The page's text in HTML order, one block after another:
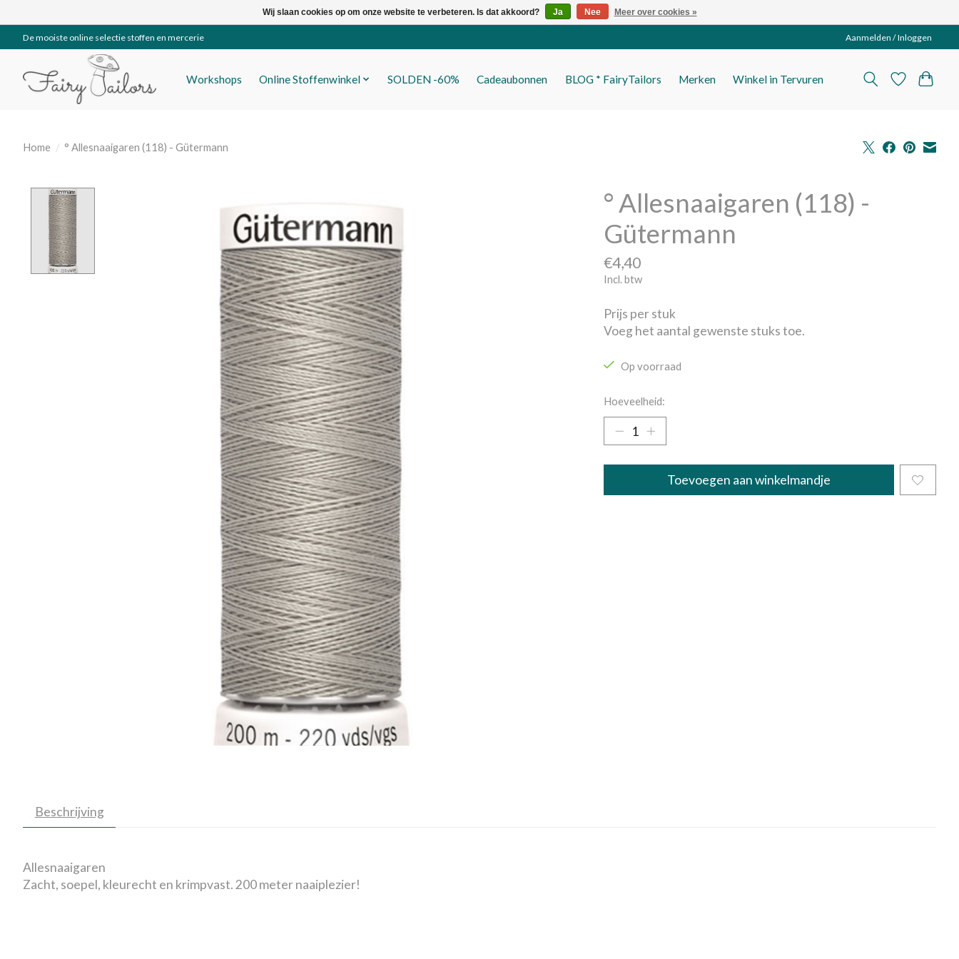
De mooiste online selectie stoffen en mercerie Aanmelden / Inloggen
Workshops Online Stoffenwinkel SOLDEN -60% Cadeaubonnen BLOG * FairyTailors Merken Winkel in Tervuren
Home / ° Allesnaaigaren (118) - Gütermann
° Allesnaaigaren (118) -
Gütermann
€4,40
Incl. btw
Prijs per stuk
Voeg het aantal gewenste stuks toe.
Op voorraad
Hoeveelheid:
Toevoegen aan winkelmandje
Beschrijving
Allesnaaigaren
Zacht, soepel, kleurecht en krimpvast. 200 meter naaiplezier!
Wij slaan cookies op om onze website te verbeteren. Is dat akkoord? Ja Nee Meer over cookies »